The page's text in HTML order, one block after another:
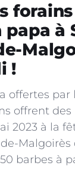
papa à
!
offertes par
offrent
2023 à la
Malgoirès
barbes à